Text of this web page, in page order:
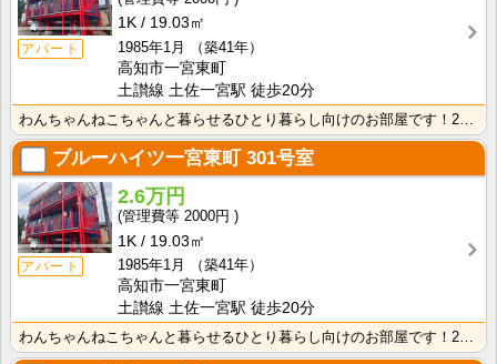
アパート
1K
19.03㎡
1985年1月
（築41年）
高知市一宮東町
土讃線 土佐一宮駅 徒歩20分
ブルーハイツ一宮東町 301号室
アパート
2.6万円
2000円
1K
19.03㎡
1985年1月
（築41年）
高知市一宮東町
土讃線 土佐一宮駅 徒歩20分